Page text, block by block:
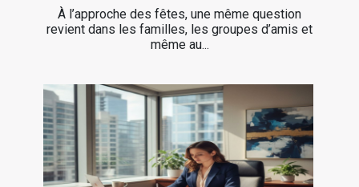
À l’approche des fêtes, une même question
revient dans les familles, les groupes d’amis et
même au...